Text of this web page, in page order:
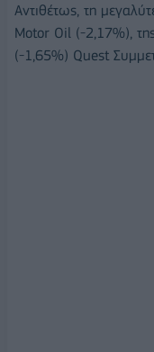
Αντιθέτως, τη
Motor Oil (-2,17%),
(-1,65%) Quest